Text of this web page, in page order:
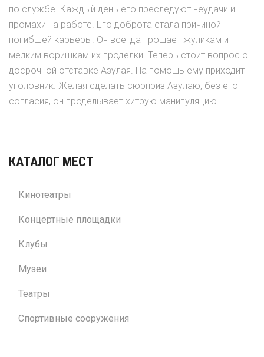
по службе. Каждый день его преследуют неудачи и
промахи на работе. Его доброта стала причиной
погибшей карьеры. Он всегда прощает жуликам и
мелким воришкам их проделки. Теперь стоит вопрос о
досрочной отставке Азулая. На помощь ему приходит
уголовник. Желая сделать сюрприз Азулаю, без его
согласия, он проделывает хитрую манипуляцию...
КАТАЛОГ МЕСТ
Кинотеатры
Концертные площадки
Клубы
Музеи
Театры
Спортивные сооружения